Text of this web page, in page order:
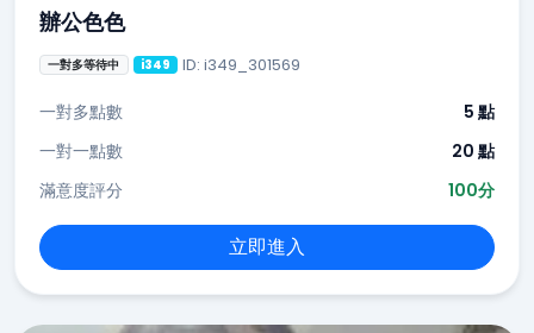
辦公色色
一對多等待中 i349 ID: i349_301569
一對多點數
5 點
一對一點數
20 點
滿意度評分
100分
立即進入